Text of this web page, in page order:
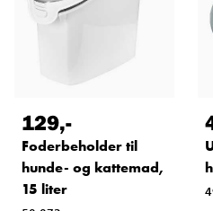
129,-
Foderbeholder til
hunde- og kattemad,
15 liter